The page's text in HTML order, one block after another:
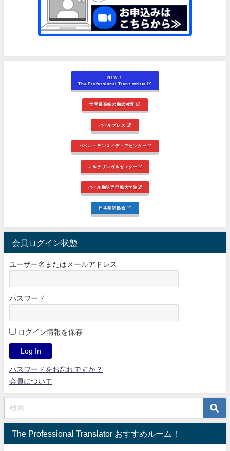
NEW！
The Professional Trans-writer
世界最高峰の翻訳教育
バベルプレス
バベルトランスメディアセンター
マルチリンガルセンター
バベル翻訳専門職大学院
日本翻訳協会
会員ログイン状態
ユーザー名またはメールアドレス
パスワード
ログイン情報を保存
パスワードをお忘れですか？
会員について
The Professional Translator おすすめルーム！